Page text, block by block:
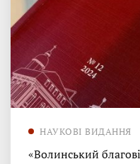
НАУКОВІ ВИДАННЯ
«Волинський